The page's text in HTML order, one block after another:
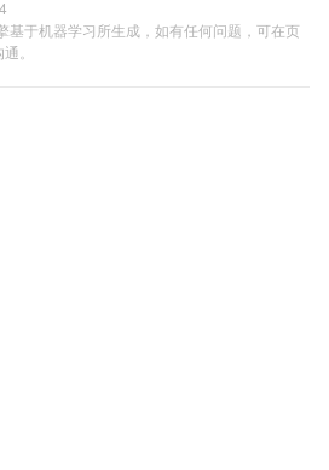
基于机器学习所生成，如有任何问题，可在页
。